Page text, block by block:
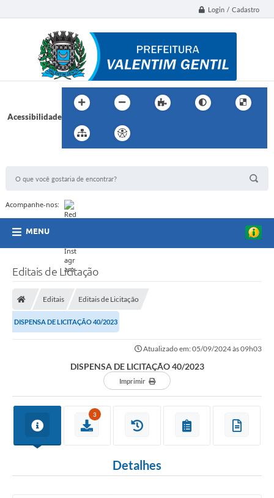
Login / Cadastro
Acessibilidade
Acompanhe-nos:
MENU
Editais de Licitação
Editais Editais de Licitação
DISPENSA DE LICITAÇÃO 40/2023
Atualizado em: 05/09/2024 às 09h03
DISPENSA DE LICITAÇÃO 40/2023
Imprimir
3
Detalhes